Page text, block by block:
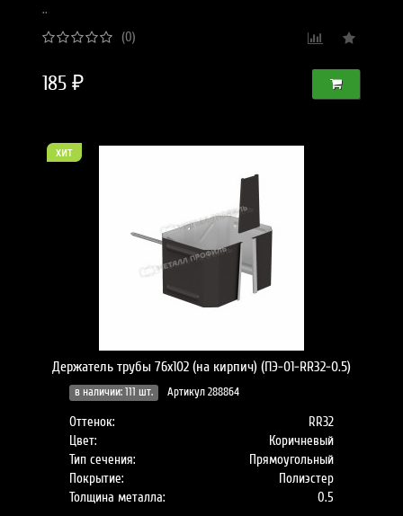
..
(0)
185 ₽
хит
Держатель трубы 76х102 (на кирпич) (ПЭ-01-RR32-0.5)
в наличии: 111 шт. Артикул 288864
Оттенок:
RR32
Цвет:
Коричневый
Тип сечения:
Прямоугольный
Покрытие:
Полиэстер
Толщина металла:
0.5